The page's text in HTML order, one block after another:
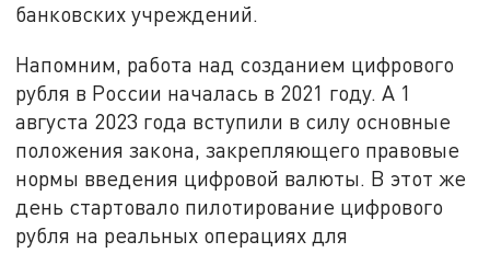
банковских учреждений.
Напомним, работа над созданием цифрового
рубля в России началась в 2021 году. А 1
августа 2023 года вступили в силу основные
положения закона, закрепляющего правовые
нормы введения цифровой валюты. В этот же
день стартовало пилотирование цифрового
рубля на реальных операциях для